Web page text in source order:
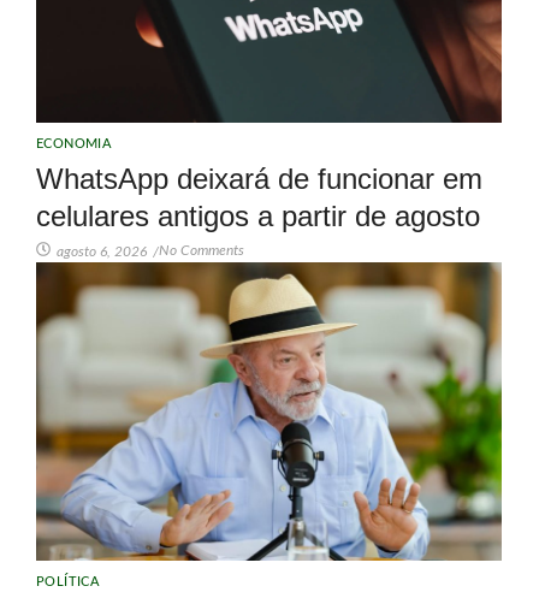
ECONOMIA
WhatsApp deixará de funcionar em
celulares antigos a partir de agosto
agosto 6, 2026 /No Comments
POLÍTICA